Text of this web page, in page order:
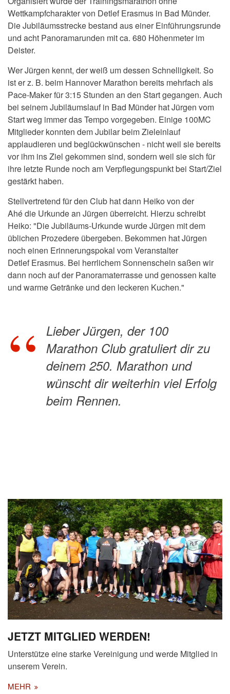
Wettkampfcharakter von Detlef Erasmus in Bad Münder.
DieJubiläumsstrecke bestand aus einer Einführungsrunde
und acht Panoramarunden mit ca. 680 Höhenmeter im
Deister.
Wer Jürgen kennt, der weiß um dessen Schnelligkeit. So
ist er z. B. beim Hannover Marathon bereits mehrfach als
Pace-Maker für 3:15 Stunden an den Start gegangen. Auch
bei seinem Jubiläumslaufin Bad Münderhat Jürgen vom
Start weg immer das Tempo vorgegeben. Einige 100MC
Mitglieder konnten dem Jubilar beim Zieleinlauf
applaudieren und beglückwünschen - nicht weil sie bereits
vor ihm ins Ziel gekommen sind, sondern weil sie sich für
ihre letzte Runde noch am Verpflegungspunkt bei Start/Ziel
gestärkt haben.
Stellvertretend für den Club hat dann Heiko von der
Ahé die Urkunde an Jürgen überreicht. Hierzu schreibt
Heiko: "Die Jubiläums-Urkunde wurde Jürgen mit dem
üblichen Prozedere übergeben. Bekommen hat Jürgen
noch einen Erinnerungspokal vom Veranstalter
Detlef Erasmus. Bei herrlichem Sonnenschein saßen wir
dann noch auf der Panoramaterrasse und genossen kalte
und warme Getränke und den leckeren Kuchen."
Lieber Jürgen, der 100
Marathon Club gratuliert dir zu
deinem 250. Marathon und
wünscht dir weiterhin viel Erfolg
beim Rennen.
JETZT MITGLIED WERDEN!
Unterstütze eine starke Vereinigung und werde Mitglied in
unserem Verein.
MEHR